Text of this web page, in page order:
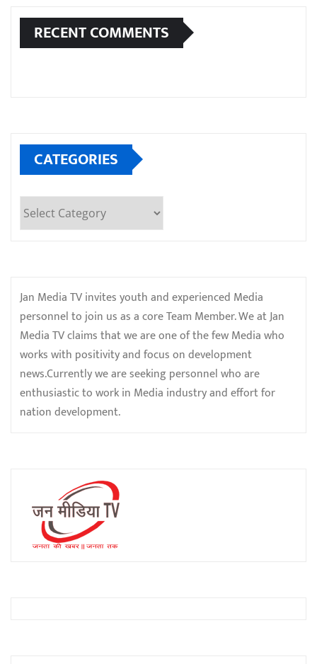
RECENT COMMENTS
CATEGORIES
Categories
Jan Media TV invites youth and experienced Media
personnel to join us as a core Team Member. We at Jan
Media TV claims that we are one of the few Media who
works with positivity and focus on development
news.Currently we are seeking personnel who are
enthusiastic to work in Media industry and effort for
nation development.